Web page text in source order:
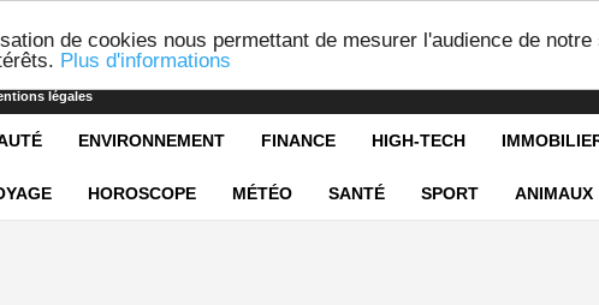
de cookies nous permettant de mesurer l'audience de notre
Plus d'informations
légales
ENVIRONNEMENT FINANCE HIGH-TECH
HOROSCOPE MÉTÉO SANTÉ SPORT ANIMAUX